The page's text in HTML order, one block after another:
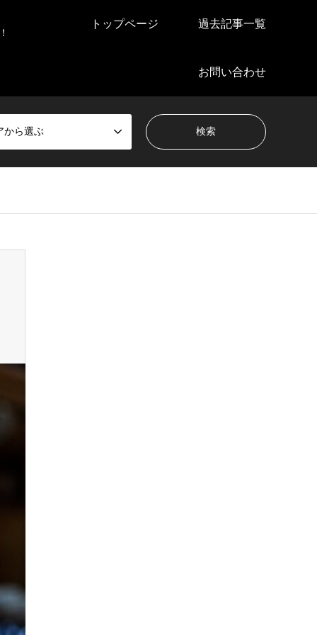
トップページ 過去記事一覧
お問い合わせ
から選ぶ